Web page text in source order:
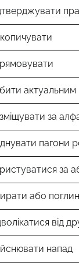
актуальним
за
пагони
за
або
від
напад